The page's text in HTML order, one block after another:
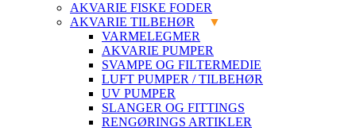
AKVARIE FISKE FODER
AKVARIE TILBEHØR
VARMELEGMER
AKVARIE PUMPER
SVAMPE OG FILTERMEDIE
LUFT PUMPER / TILBEHØR
UV PUMPER
SLANGER OG FITTINGS
RENGØRINGS ARTIKLER